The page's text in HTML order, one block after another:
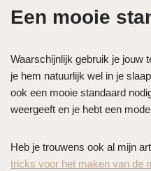
Een mooie
Waarschijnlijk gebruik je jouw
je hem natuurlijk wel in je
ook een mooie standaard
weergeeft en je hebt een
Heb je trouwens ook al mijn
tricks voor het maken van de